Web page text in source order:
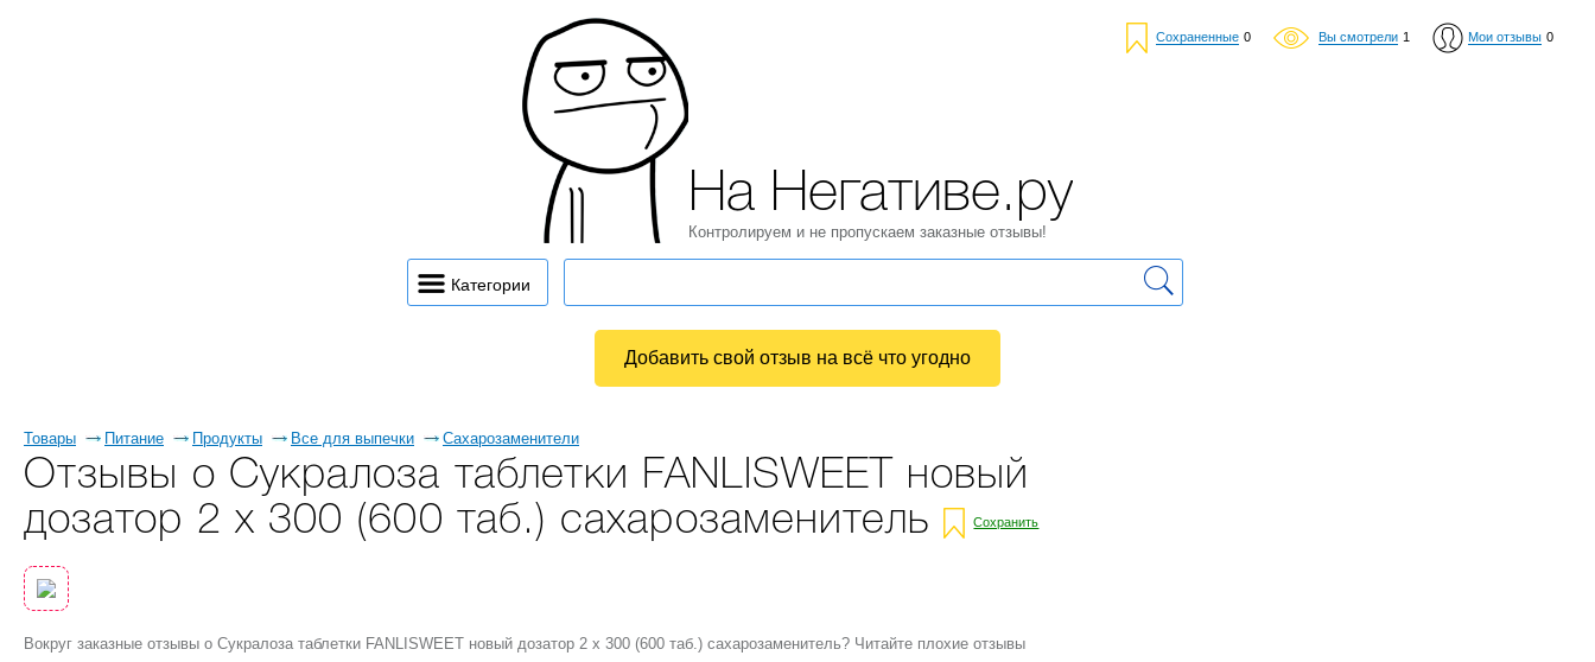
Сохраненные 0 Вы смотрели 1 Мои отзывы 0
Товары Питание Продукты Все для выпечки Сахарозаменители
Отзывы о Cукралоза таблетки FANLISWEET новый
дозатор 2 х 300 (600 таб.) сахарозаменитель
Сохранить
Вокруг заказные отзывы о Cукралоза таблетки FANLISWEET новый дозатор 2 х 300 (600 таб.) сахарозаменитель? Читайте плохие отзывы
На Негативе.ру
Контролируем и не пропускаем заказные отзывы!
Категории
Добавить свой отзыв на всё что угодно